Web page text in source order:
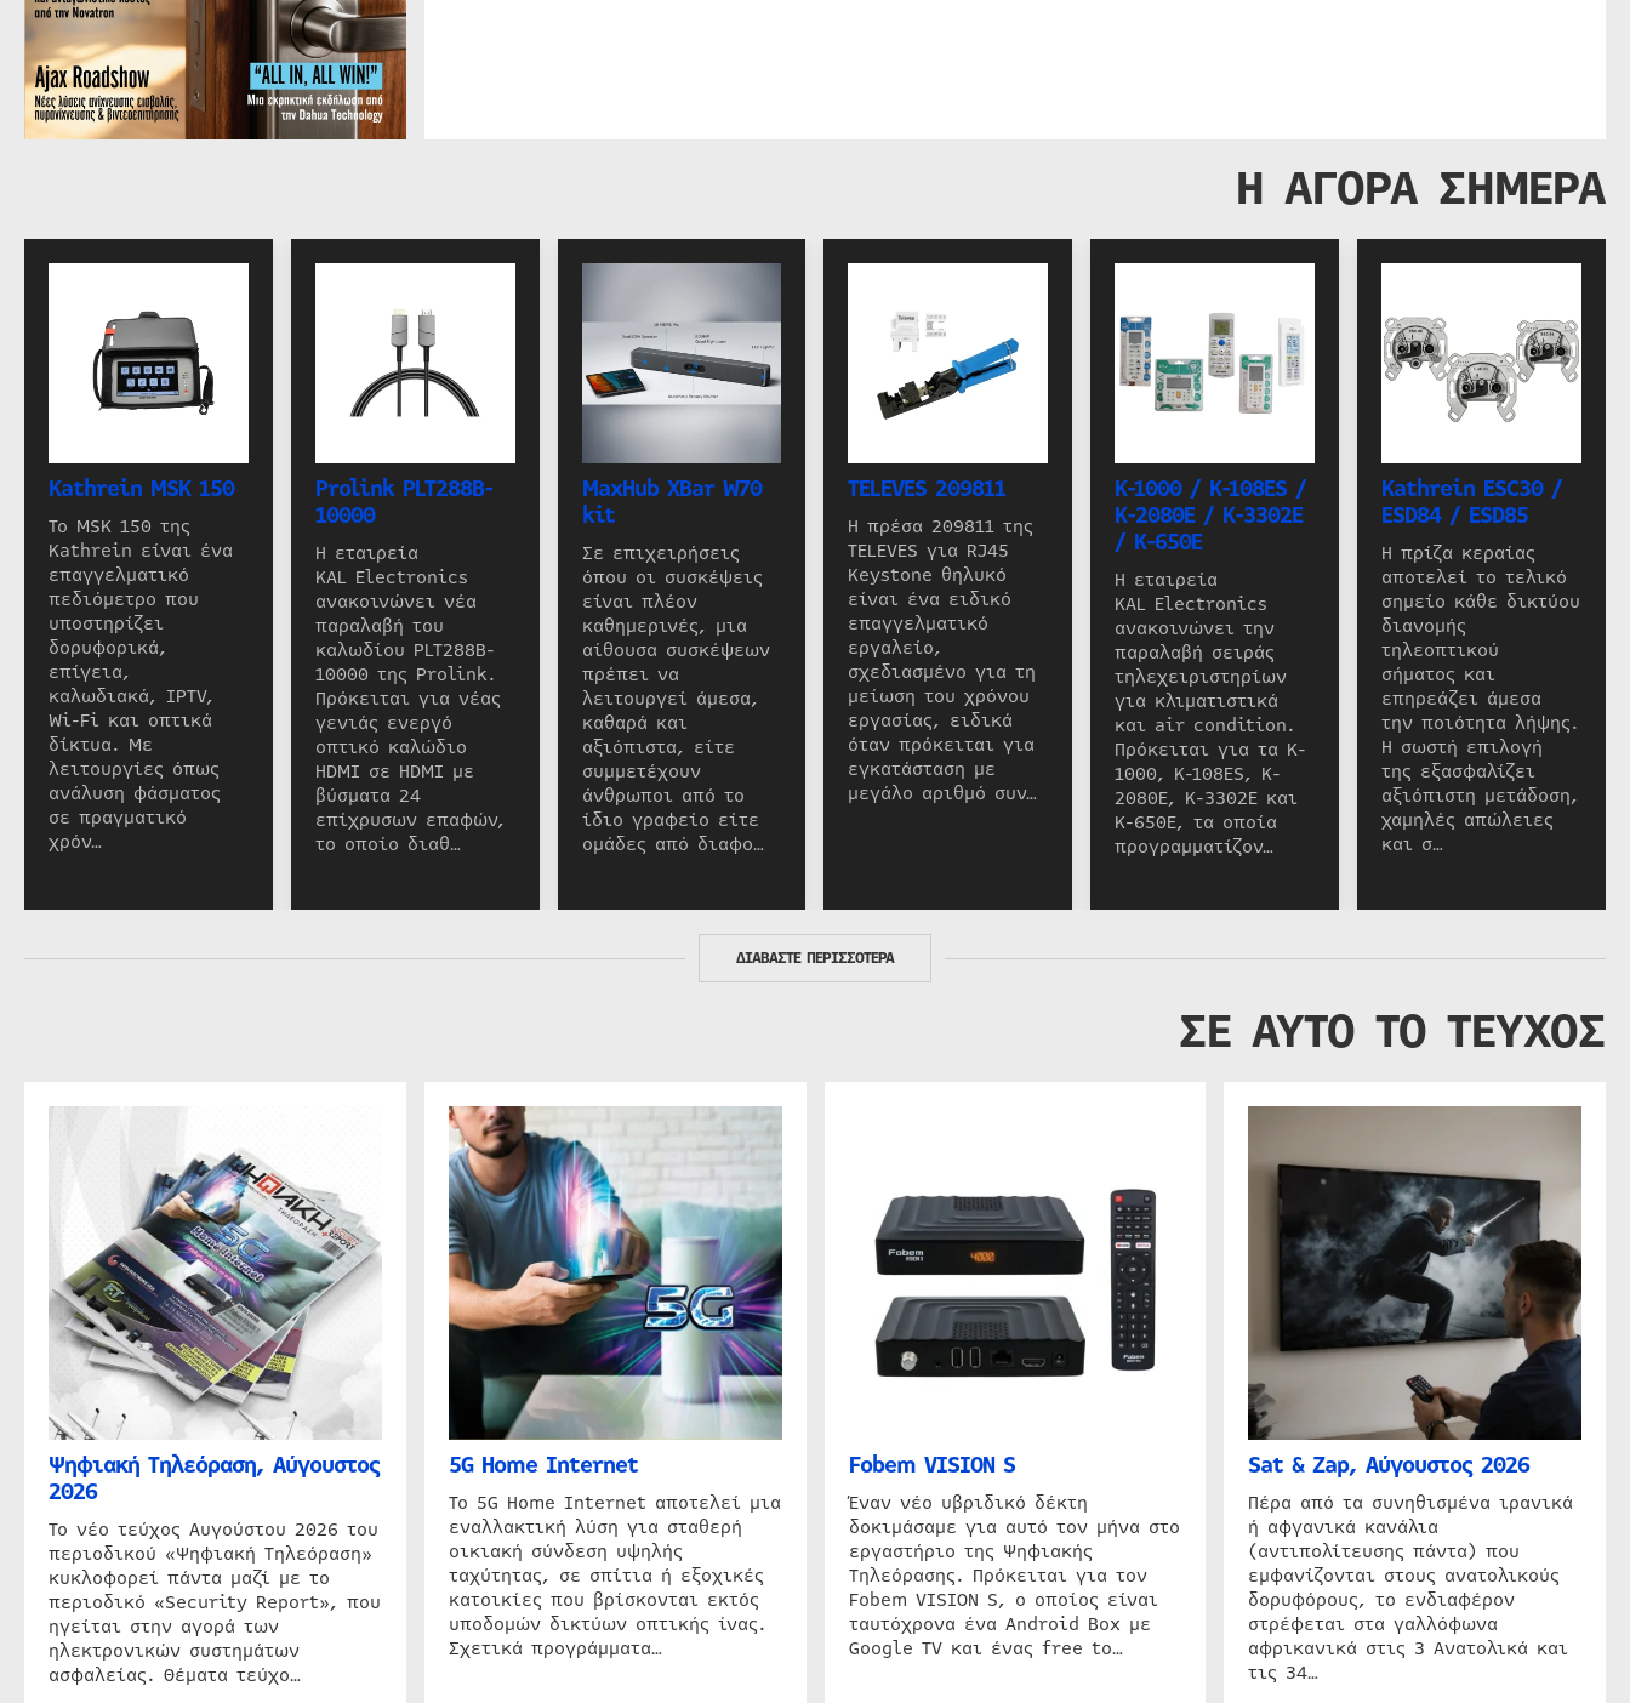
Η ΑΓΟΡΑ ΣΗΜΕΡΑ
Kathrein MSK 150
Το MSK 150 της
Kathrein είναι ένα
επαγγελματικό
πεδιόμετρο που
υποστηρίζει
δορυφορικά,
επίγεια,
καλωδιακά, IPTV,
Wi-Fi και οπτικά
δίκτυα. Με
λειτουργίες όπως
ανάλυση φάσματος
σε πραγματικό
χρόν…
Prolink PLT288B-
10000
Η εταιρεία
KAL Electronics
ανακοινώνει νέα
παραλαβή του
καλωδίου PLT288B-
10000 της Prolink.
Πρόκειται για νέας
γενιάς ενεργό
οπτικό καλώδιο
HDMI σε HDMI με
βύσματα 24
επίχρυσων επαφών,
το οποίο διαθ…
MaxHub XBar W70
kit
Σε επιχειρήσεις
όπου οι συσκέψεις
είναι πλέον
καθημερινές, μια
αίθουσα συσκέψεων
πρέπει να
λειτουργεί άμεσα,
καθαρά και
αξιόπιστα, είτε
συμμετέχουν
άνθρωποι από το
ίδιο γραφείο είτε
ομάδες από διαφο…
TELEVES 209811
Η πρέσα 209811 της
TELEVES για RJ45
Keystone θηλυκό
είναι ένα ειδικό
επαγγελματικό
εργαλείο,
σχεδιασμένο για τη
μείωση του χρόνου
εργασίας, ειδικά
όταν πρόκειται για
εγκατάσταση με
μεγάλο αριθμό συν…
K-1000 / K-108ES /
K-2080E / K-3302E
/ K-650E
Η εταιρεία
KAL Electronics
ανακοινώνει την
παραλαβή σειράς
τηλεχειριστηρίων
για κλιματιστικά
και air condition.
Πρόκειται για τα K-
1000, K-108ES, K-
2080E, K-3302E και
K-650E, τα οποία
προγραμματίζον…
Kathrein ESC30 /
ESD84 / ESD85
Η πρίζα κεραίας
αποτελεί το τελικό
σημείο κάθε δικτύου
διανομής
τηλεοπτικού
σήματος και
επηρεάζει άμεσα
την ποιότητα λήψης.
Η σωστή επιλογή
της εξασφαλίζει
αξιόπιστη μετάδοση,
χαμηλές απώλειες
και σ…
ΔΙΑΒΑΣΤΕ ΠΕΡΙΣΣΟΤΕΡΑ
ΣΕ ΑΥΤΟ ΤΟ ΤΕΥΧΟΣ
Ψηφιακή Τηλεόραση, Αύγουστος
2026
Το νέο τεύχος Αυγούστου 2026 του
περιοδικού «Ψηφιακή Τηλεόραση»
κυκλοφορεί πάντα μαζί με το
περιοδικό «Security Report», που
ηγείται στην αγορά των
ηλεκτρονικών συστημάτων
ασφαλείας. Θέματα τεύχο…
5G Home Internet
Το 5G Home Internet αποτελεί μια
εναλλακτική λύση για σταθερή
οικιακή σύνδεση υψηλής
ταχύτητας, σε σπίτια ή εξοχικές
κατοικίες που βρίσκονται εκτός
υποδομών δικτύων οπτικής ίνας.
Σχετικά προγράμματα…
Fobem VISION S
Έναν νέο υβριδικό δέκτη
δοκιμάσαμε για αυτό τον μήνα στο
εργαστήριο της Ψηφιακής
Τηλεόρασης. Πρόκειται για τον
Fobem VISION S, ο οποίος είναι
ταυτόχρονα ένα Android Box με
Google TV και ένας free to…
Sat & Zap, Αύγουστος 2026
Πέρα από τα συνηθισμένα ιρανικά
ή αφγανικά κανάλια
(αντιπολίτευσης πάντα) που
εμφανίζονται στους ανατολικούς
δορυφόρους, το ενδιαφέρον
στρέφεται στα γαλλόφωνα
αφρικανικά στις 3 Ανατολικά και
τις 34…